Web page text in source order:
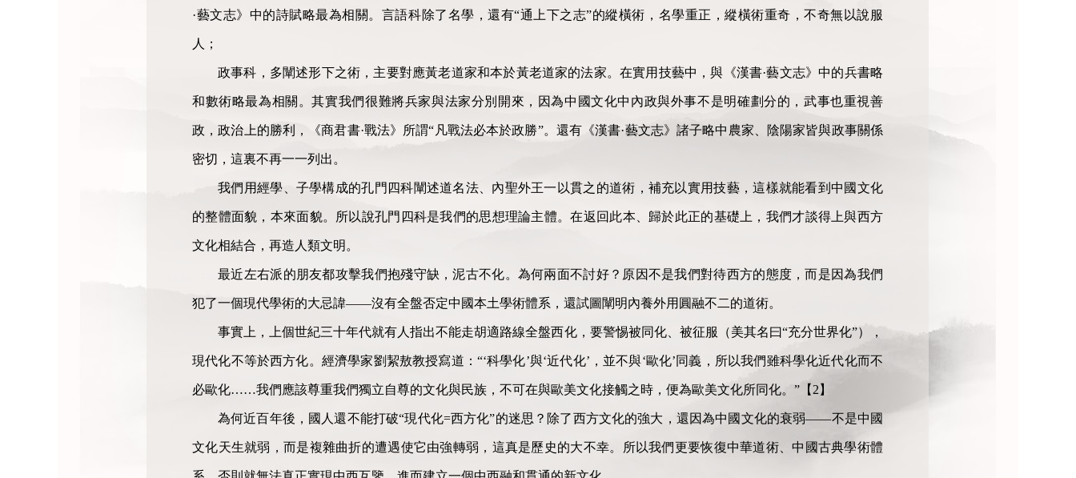
·藝文志》中的詩賦略最為相關。言語科除了名學，還有“通上下之志”的縱橫術，名學重正，縱橫術重奇，不奇無以說服
人；
政事科，多闡述形下之術，主要對應黃老道家和本於黃老道家的法家。在實用技藝中，與《漢書·藝文志》中的兵書略
和數術略最為相關。其實我們很難將兵家與法家分別開來，因為中國文化中內政與外事不是明確劃分的，武事也重視善
政，政治上的勝利，《商君書·戰法》所謂“凡戰法必本於政勝”。還有《漢書·藝文志》諸子略中農家、陰陽家皆與政事關係
密切，這裏不再一一列出。
我們用經學、子學構成的孔門四科闡述道名法、內聖外王一以貫之的道術，補充以實用技藝，這樣就能看到中國文化
的整體面貌，本來面貌。所以說孔門四科是我們的思想理論主體。在返回此本、歸於此正的基礎上，我們才談得上與西方
文化相結合，再造人類文明。
最近左右派的朋友都攻擊我們抱殘守缺，泥古不化。為何兩面不討好？原因不是我們對待西方的態度，而是因為我們
犯了一個現代學術的大忌諱——沒有全盤否定中國本土學術體系，還試圖闡明內養外用圓融不二的道術。
事實上，上個世紀三十年代就有人指出不能走胡適路線全盤西化，要警惕被同化、被征服（美其名曰“充分世界化”），
現代化不等於西方化。經濟學家劉絜敖教授寫道：“‘科學化’與‘近代化’，並不與‘歐化’同義，所以我們雖科學化近代化而不
必歐化……我們應該尊重我們獨立自尊的文化與民族，不可在與歐美文化接觸之時，便為歐美文化所同化。”【2】
為何近百年後，國人還不能打破“現代化=西方化”的迷思？除了西方文化的強大，還因為中國文化的衰弱——不是中國
文化天生就弱，而是複雜曲折的遭遇使它由強轉弱，這真是歷史的大不幸。所以我們更要恢復中華道術、中國古典學術體